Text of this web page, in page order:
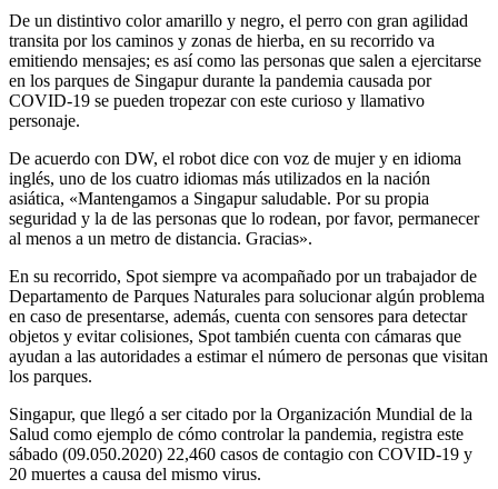
De un distintivo color amarillo y negro, el perro con gran agilidad
transita por los caminos y zonas de hierba, en su recorrido va
emitiendo mensajes; es así como las personas que salen a ejercitarse
en los parques de Singapur durante la pandemia causada por
COVID-19 se pueden tropezar con este curioso y llamativo
personaje.
De acuerdo con DW, el robot dice con voz de mujer y en idioma
inglés, uno de los cuatro idiomas más utilizados en la nación
asiática, «Mantengamos a Singapur saludable. Por su propia
seguridad y la de las personas que lo rodean, por favor, permanecer
al menos a un metro de distancia. Gracias».
En su recorrido, Spot siempre va acompañado por un trabajador de
Departamento de Parques Naturales para solucionar algún problema
en caso de presentarse, además, cuenta con sensores para detectar
objetos y evitar colisiones, Spot también cuenta con cámaras que
ayudan a las autoridades a estimar el número de personas que visitan
los parques.
Singapur, que llegó a ser citado por la Organización Mundial de la
Salud como ejemplo de cómo controlar la pandemia, registra este
sábado (09.050.2020) 22,460 casos de contagio con COVID-19 y
20 muertes a causa del mismo virus.